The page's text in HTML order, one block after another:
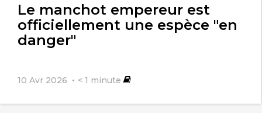
Le manchot empereur est
officiellement une espèce "en
danger"
10 Avr 2026 < 1 minute